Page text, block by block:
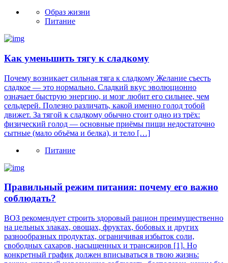
Образ жизни
Питание
Как уменьшить тягу к сладкому
Почему возникает сильная тяга к сладкому Желание съесть
сладкое — это нормально. Сладкий вкус эволюционно
означает быструю энергию, и мозг любит его сильнее, чем
сельдерей. Полезно различать, какой именно голод тобой
движет. За тягой к сладкому обычно стоит одно из трёх:
физический голод — основные приёмы пищи недостаточно
сытные (мало объёма и белка), и тело […]
Питание
Правильный режим питания: почему его важно
соблюдать?
ВОЗ рекомендует строить здоровый рацион преимущественно
на цельных злаках, овощах, фруктах, бобовых и других
разнообразных продуктах, ограничивая избыток соли,
свободных сахаров, насыщенных и трансжиров [1]. Но
конкретный график должен вписываться в твою жизнь: